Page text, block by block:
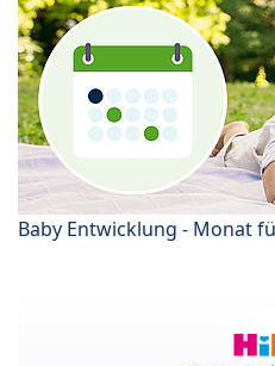
Baby Entwicklung - Monat